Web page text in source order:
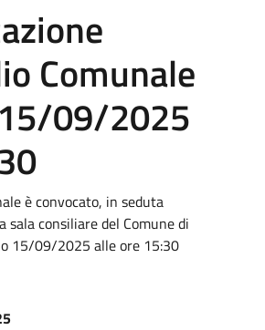
Comunale
09/2025
è convocato, in seduta
sala consiliare del Comune di
15/09/2025 alle ore 15:30